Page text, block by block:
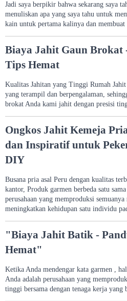
Jadi saya berpikir bahwa sekarang saya
menuliskan apa yang saya tahu untuk
kain untuk pertama kalinya dan
Biaya Jahit Gaun Brokat
Tips Hemat
Kualitas Jahitan yang Tinggi Rumah
yang terampil dan berpengalaman,
brokat Anda kami jahit dengan presisi
Ongkos Jahit Kemeja
dan Inspiratif untuk
DIY
Busana pria asal Peru dengan kualitas
kantor, Produk garmen berbeda satu
perusahaan yang memproduksi
meningkatkan kehidupan satu individu
"Biaya Jahit Batik -
Hemat"
Ketika Anda mendengar kata garmen ,
Anda adalah perusahaan yang
tinggi bersama dengan tenaga kerja yang